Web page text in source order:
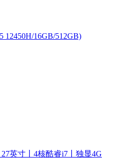
12450H/16GB/512GB)
英寸丨4核酷睿i7丨独显4G